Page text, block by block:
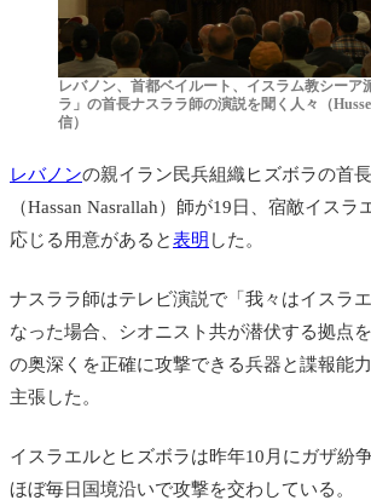
レバノン、首都ベイルート、イスラム教シーア
ラ」の首長ナスララ師の演説を聞く人々（
信）
レバノンの親イラン民兵組織ヒズボラの首
（Hassan Nasrallah）師が19日、宿敵イスラ
応じる用意があると表明 した。
ナスララ師はテレビ演説で「我々はイスラ
なった場合、シオニスト共が潜伏する拠点
の奥深くを正確に攻撃できる兵器と諜報能
主張した。
イスラエルとヒズボラは昨年10月にガザ紛
ほぼ毎日国境沿いで攻撃を交わしている。